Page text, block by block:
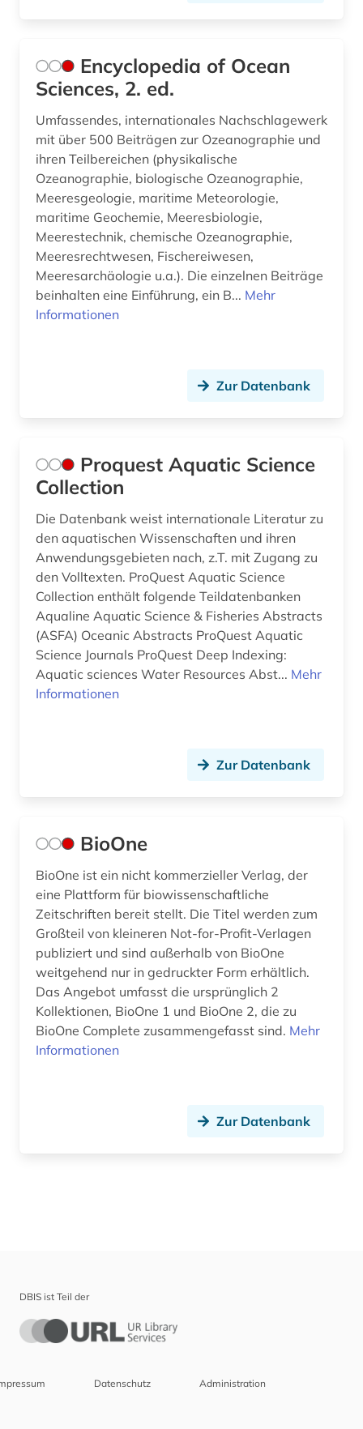
Encyclopedia of Ocean
Sciences, 2. ed.
Umfassendes, internationales Nachschlagewerk
mit über 500 Beiträgen zur Ozeanographie und
ihren Teilbereichen (physikalische
Ozeanographie, biologische Ozeanographie,
Meeresgeologie, maritime Meteorologie,
maritime Geochemie, Meeresbiologie,
Meerestechnik, chemische Ozeanographie,
Meeresrechtwesen, Fischereiwesen,
Meeresarchäologie u.a.). Die einzelnen Beiträge
beinhalten eine Einführung, ein B... Mehr
Informationen
Zur Datenbank
Proquest Aquatic Science
Collection
Die Datenbank weist internationale Literatur zu
den aquatischen Wissenschaften und ihren
Anwendungsgebieten nach, z.T. mit Zugang zu
den Volltexten. ProQuest Aquatic Science
Collection enthält folgende Teildatenbanken
Aqualine Aquatic Science & Fisheries Abstracts
(ASFA) Oceanic Abstracts ProQuest Aquatic
Science Journals ProQuest Deep Indexing:
Aquatic sciences Water Resources Abst... Mehr
Informationen
Zur Datenbank
BioOne
BioOne ist ein nicht kommerzieller Verlag, der
eine Plattform für biowissenschaftliche
Zeitschriften bereit stellt. Die Titel werden zum
Großteil von kleineren Not-for-Profit-Verlagen
publiziert und sind außerhalb von BioOne
weitgehend nur in gedruckter Form erhältlich.
Das Angebot umfasst die ursprünglich 2
Kollektionen, BioOne 1 und BioOne 2, die zu
BioOne Complete zusammengefasst sind. Mehr
Informationen
Zur Datenbank
DBIS ist Teil der
Datenschutz Administration